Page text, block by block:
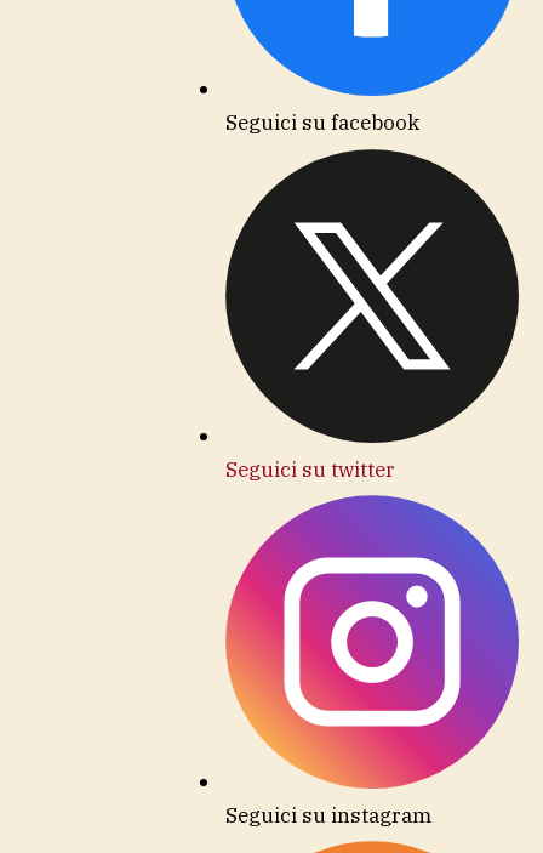
Seguici su facebook
Seguici su twitter
Seguici su instagram